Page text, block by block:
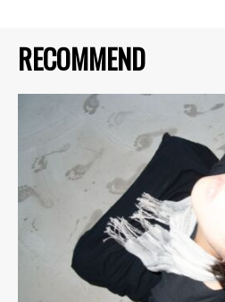
RECOMMEND